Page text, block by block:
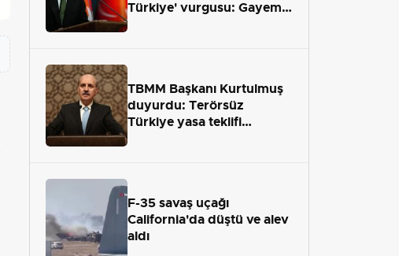
Türkiye' vurgusu: Gayemiz
TBMM Başkanı Kurtulmuş
duyurdu: Terörsüz
Türkiye yasa teklifi
F-35 savaş uçağı
California'da düştü ve alev
aldı